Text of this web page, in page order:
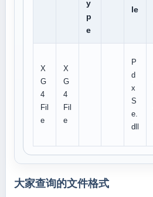
y
p
e
le
X
G
4
Fil
e
X
G
4
Fil
e
P
d
x
S
e.
dll
大家查询的文件格式